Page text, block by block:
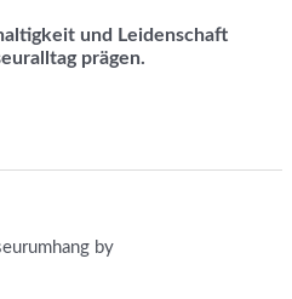
und Leidenschaft
prägen.
by